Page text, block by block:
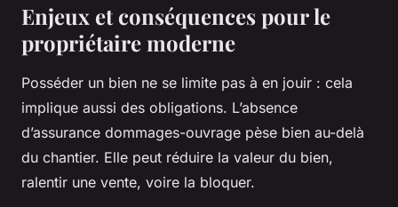
Enjeux et conséquences pour le
propriétaire moderne
Posséder un bien ne se limite pas à en jouir : cela
implique aussi des obligations. L’absence
d’assurance dommages-ouvrage pèse bien au-delà
du chantier. Elle peut réduire la valeur du bien,
ralentir une vente, voire la bloquer.